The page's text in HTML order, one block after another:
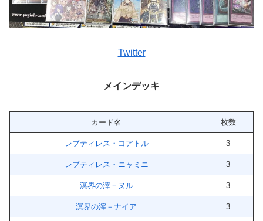
Twitter
メインデッキ
カード名 枚数
レプティレス・コアトル 3
レプティレス・ニャミニ 3
溟界の滓－ヌル 3
溟界の滓－ナイア 3